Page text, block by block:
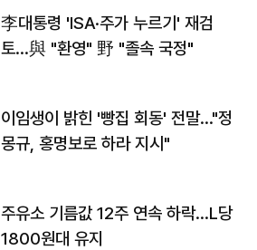
李대통령 'ISA·주가 누르기' 재검
토…與 "환영" 野 "졸속 국정"
이임생이 밝힌 '빵집 회동' 전말…"정
몽규, 홍명보로 하라 지시"
주유소 기름값 12주 연속 하락…L당
1800원대 유지